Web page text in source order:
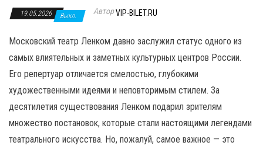
19.05.2026 Выкл. АвторVIP-BILET.RU
Московский театр Ленком давно заслужил статус одного из
самых влиятельных и заметных культурных центров России.
Его репертуар отличается смелостью, глубокими
художественными идеями и неповторимым стилем. За
десятилетия существования Ленком подарил зрителям
множество постановок, которые стали настоящими легендами
театрального искусства. Но, пожалуй, самое важное — это